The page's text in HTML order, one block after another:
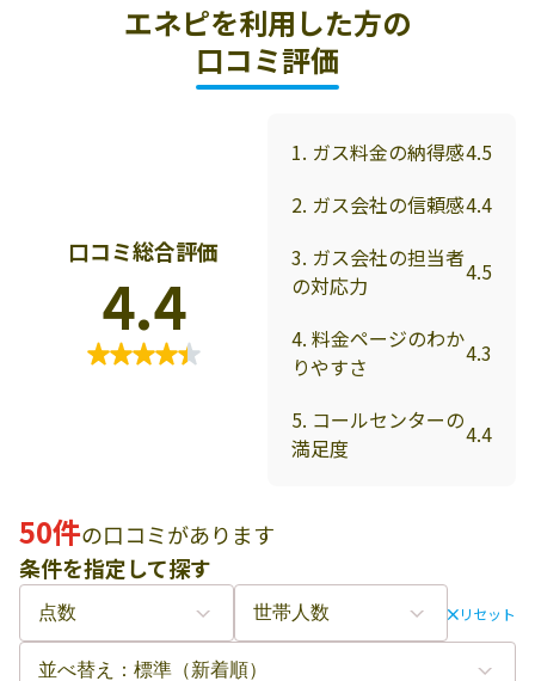
エネピを利用した方の
口コミ評価
口コミ総合評価
4.4
1. ガス料金の納得感4.5
2. ガス会社の信頼感4.4
3. ガス会社の担当者
の対応力
4.5
4. 料金ページのわか
りやすさ
4.3
5. コールセンターの
満足度
4.4
50件の口コミがあります
条件を指定して探す
リセット